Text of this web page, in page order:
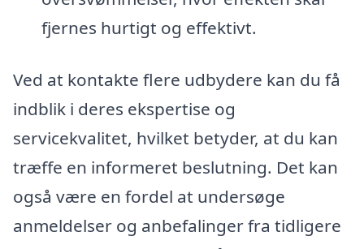
fjernes hurtigt og effektivt.
Ved at kontakte flere udbydere kan du få
indblik i deres ekspertise og
servicekvalitet, hvilket betyder, at du kan
træffe en informeret beslutning. Det kan
også være en fordel at undersøge
anmeldelser og anbefalinger fra tidligere